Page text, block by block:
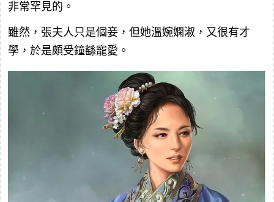
非常罕見的。
雖然，張夫人只是個妾，但她溫婉嫻淑，又很有才
學，於是頗受鐘繇寵愛。